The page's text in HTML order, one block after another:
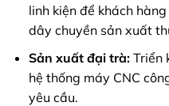
linh kiện để khách
dây chuyền sản xuất
Sản xuất đại trà:Triển
hệ thống máy CNC
yêu cầu.